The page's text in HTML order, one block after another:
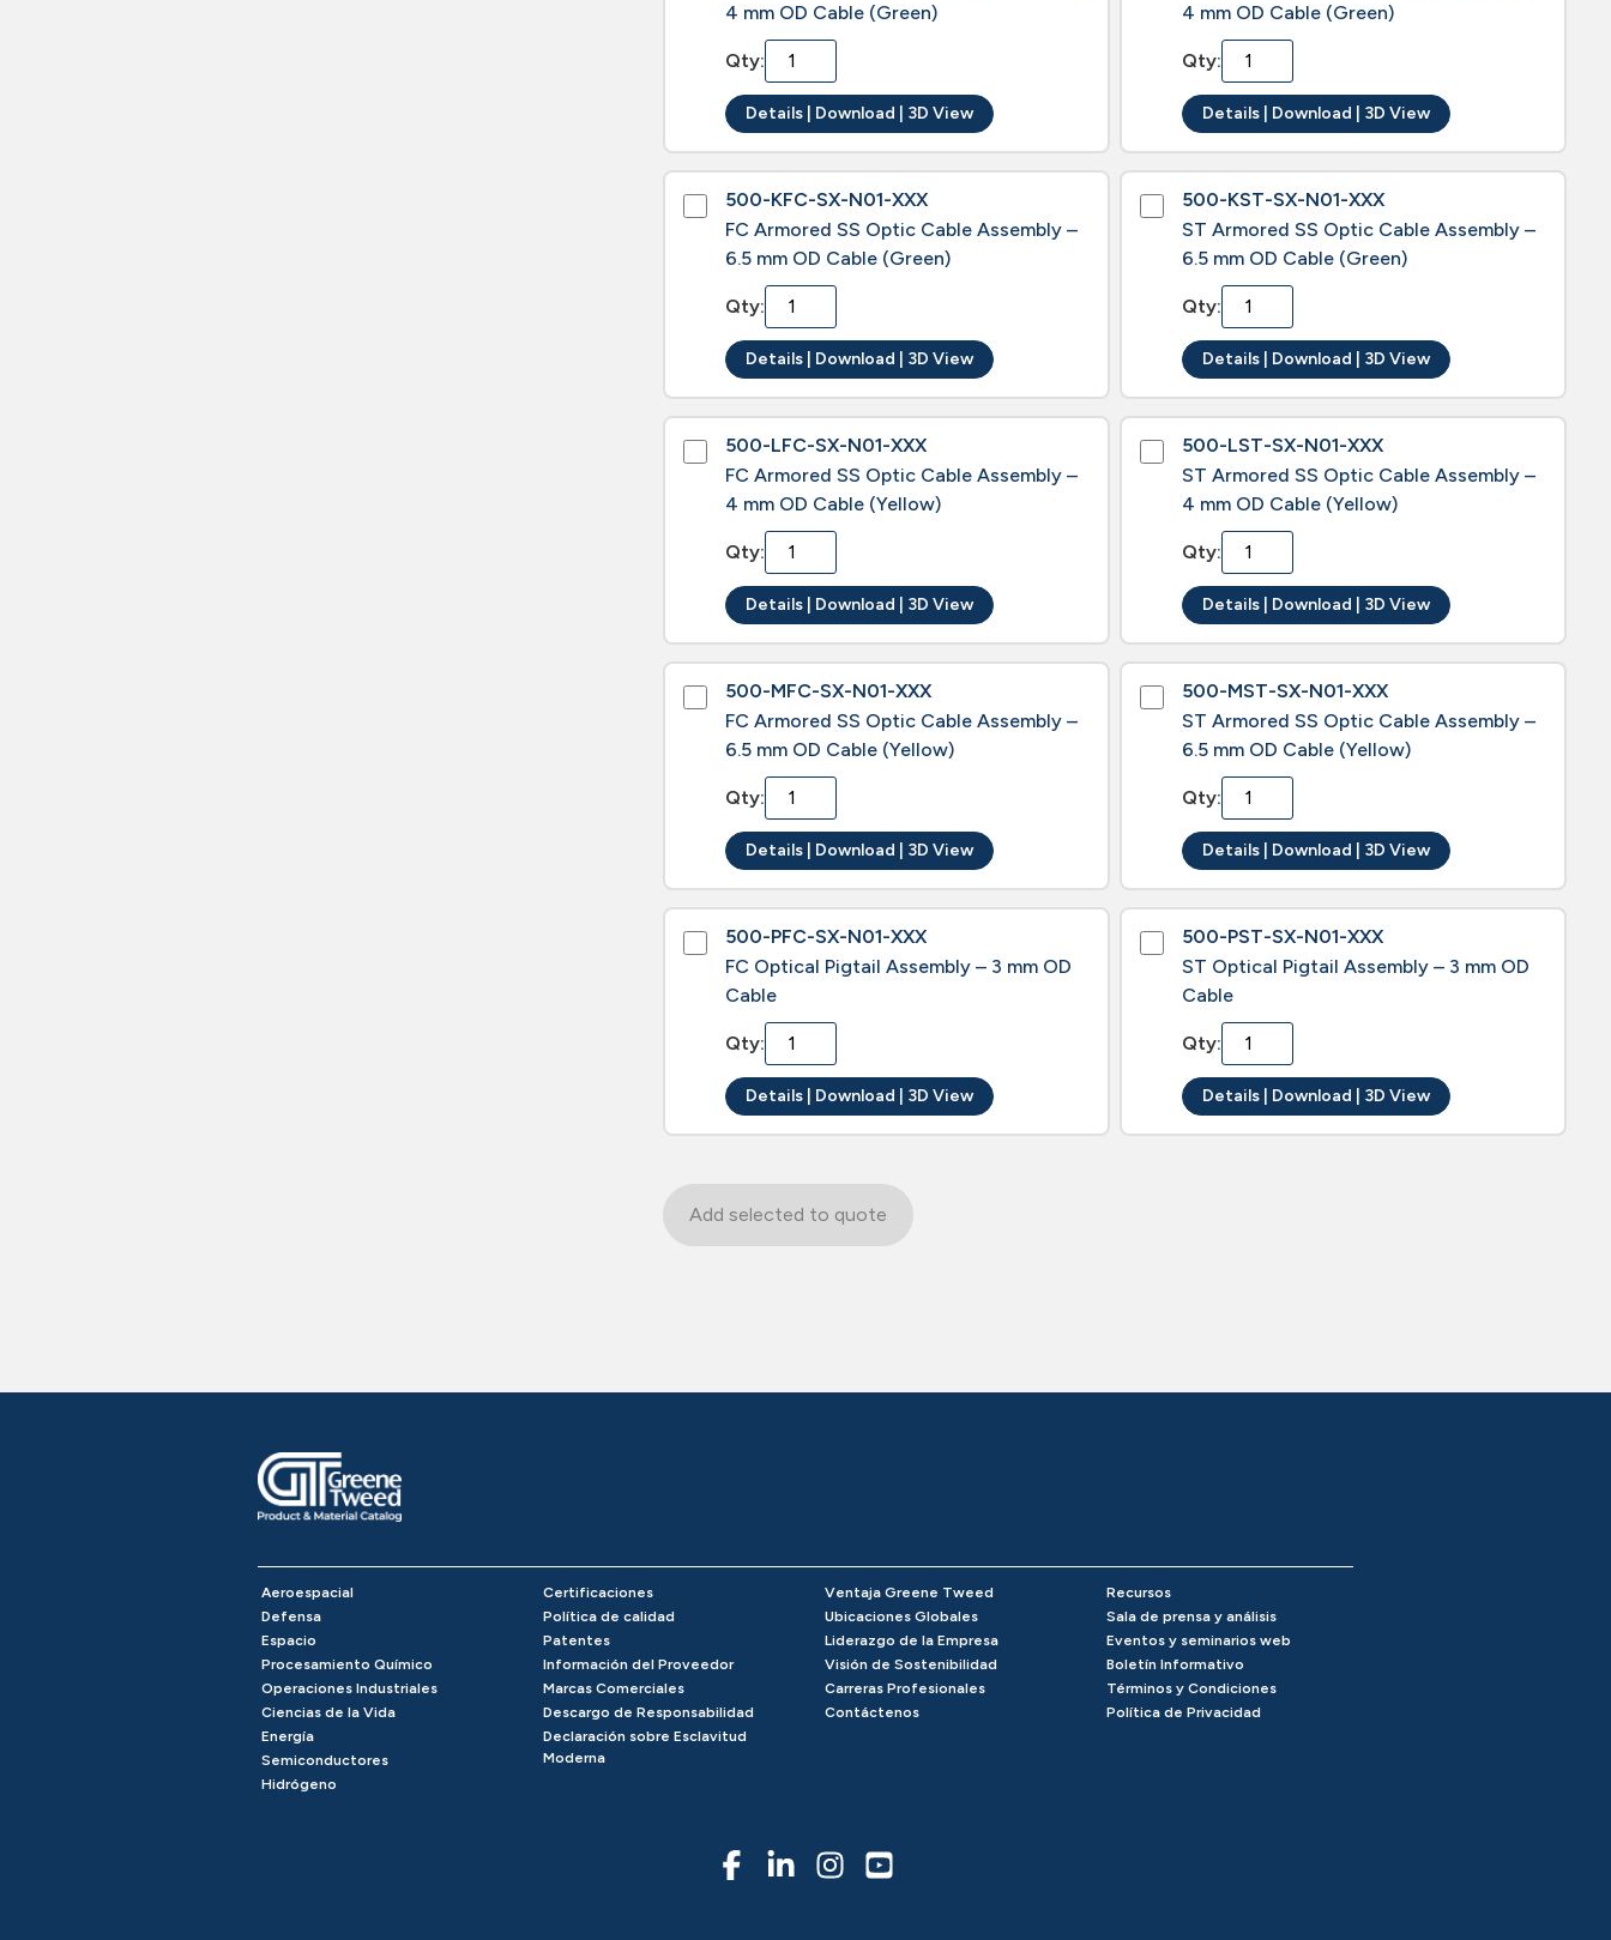
4 mm OD Cable (Green)
Qty:
Details | Download | 3D View
4 mm OD Cable (Green)
Qty:
Details | Download | 3D View
500-KFC-SX-N01-XXX
FC Armored SS Optic Cable Assembly –
6.5 mm OD Cable (Green)
Qty:
Details | Download | 3D View
500-KST-SX-N01-XXX
ST Armored SS Optic Cable Assembly –
6.5 mm OD Cable (Green)
Qty:
Details | Download | 3D View
500-LFC-SX-N01-XXX
FC Armored SS Optic Cable Assembly –
4 mm OD Cable (Yellow)
Qty:
Details | Download | 3D View
500-LST-SX-N01-XXX
ST Armored SS Optic Cable Assembly –
4 mm OD Cable (Yellow)
Qty:
Details | Download | 3D View
500-MFC-SX-N01-XXX
FC Armored SS Optic Cable Assembly –
6.5 mm OD Cable (Yellow)
Qty:
Details | Download | 3D View
500-MST-SX-N01-XXX
ST Armored SS Optic Cable Assembly –
6.5 mm OD Cable (Yellow)
Qty:
Details | Download | 3D View
500-PFC-SX-N01-XXX
FC Optical Pigtail Assembly – 3 mm OD
Cable
Qty:
Details | Download | 3D View
500-PST-SX-N01-XXX
ST Optical Pigtail Assembly – 3 mm OD
Cable
Qty:
Details | Download | 3D View
Add selected to quote
Aeroespacial
Defensa
Espacio
Procesamiento Químico
Operaciones Industriales
Ciencias de la Vida
Energía
Semiconductores
Hidrógeno
Certificaciones
Política de calidad
Patentes
Información del Proveedor
Marcas Comerciales
Descargo de Responsabilidad
Declaración sobre Esclavitud
Moderna
Ventaja Greene Tweed
Ubicaciones Globales
Liderazgo de la Empresa
Visión de Sostenibilidad
Carreras Profesionales
Contáctenos
Recursos
Sala de prensa y análisis
Eventos y seminarios web
Boletín Informativo
Términos y Condiciones
Política de Privacidad